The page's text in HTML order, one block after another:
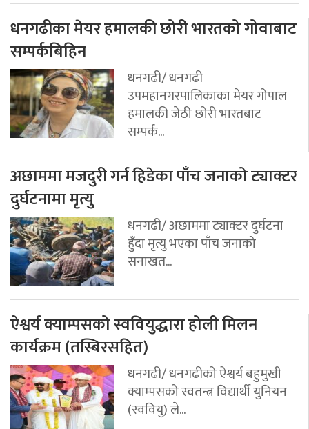
धनगढीका मेयर हमालकी छोरी भारतको गोवाबाट
सम्पर्कबिहिन
धनगढी/ धनगढी
उपमहानगरपालिकाका मेयर गोपाल
हमालकी जेठी छोरी भारतबाट
सम्पर्क...
अछाममा मजदुरी गर्न हिडेका पाँच जनाको ट्याक्टर
दुर्घटनामा मृत्यु
धनगढी/ अछाममा ट्याक्टर दुर्घटना
हुँदा मृत्यु भएका पाँच जनाको
सनाखत...
ऐश्वर्य क्याम्पसको स्ववियुद्धारा होली मिलन
कार्यक्रम (तस्बिरसहित)
धनगढी/ धनगढीको ऐश्वर्य बहुमुखी
क्याम्पसको स्वतन्त्र विद्यार्थी युनियन
(स्ववियु) ले...